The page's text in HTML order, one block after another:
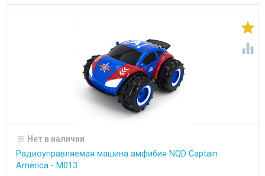


Нет в наличии
Радиоуправляемая машина амфибия NQD Captain
America - M013